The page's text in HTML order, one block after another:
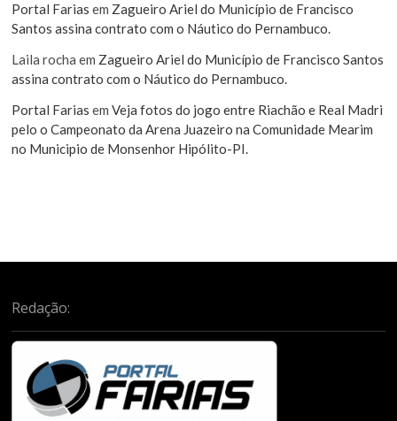
Portal Farias em Zagueiro Ariel do Município de Francisco
Santos assina contrato com o Náutico do Pernambuco.
Laila rocha em Zagueiro Ariel do Município de Francisco Santos
assina contrato com o Náutico do Pernambuco.
Portal Farias emVeja fotos do jogo entre Riachão e Real Madri
pelo o Campeonato da Arena Juazeiro na Comunidade Mearim
no Municipio de Monsenhor Hipólito-PI.
Redação: